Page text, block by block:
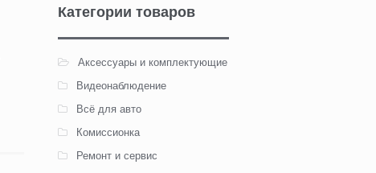
Категории товаров
Аксессуары и комплектующие
Видеонаблюдение
Всё для авто
Комиссионка
Ремонт и сервис